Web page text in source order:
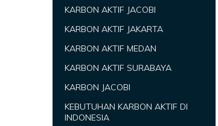
KARBON AKTIF JACOBI
KARBON AKTIF JAKARTA
KARBON AKTIF MEDAN
KARBON AKTIF SURABAYA
KARBON JACOBI
KEBUTUHAN KARBON AKTIF DI
INDONESIA